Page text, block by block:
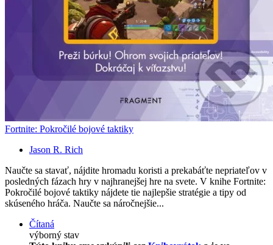
Fortnite: Pokročilé bojové taktiky
Jason R. Rich
Naučte sa stavať, nájdite hromadu koristi a prekabáťte nepriateľov v
posledných fázach hry v najhranejšej hre na svete. V knihe Fortnite:
Pokročilé bojové taktiky nájdete tie najlepšie stratégie a tipy od
skúseného hráča. Naučte sa náročnejšie...
Čítaná
výborný stav